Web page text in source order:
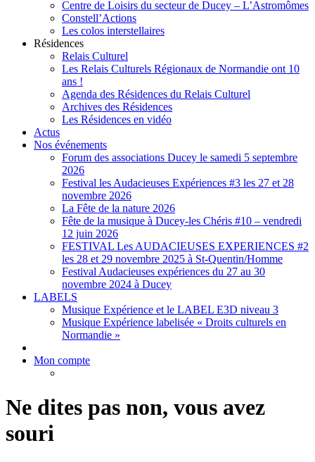
Centre de Loisirs du secteur de Ducey – L’Astromômes
Constell’Actions
Les colos interstellaires
Résidences
Relais Culturel
Les Relais Culturels Régionaux de Normandie ont 10
ans !
Agenda des Résidences du Relais Culturel
Archives des Résidences
Les Résidences en vidéo
Actus
Nos événements
Forum des associations Ducey le samedi 5 septembre
2026
Festival les Audacieuses Expériences #3 les 27 et 28
novembre 2026
La Fête de la nature 2026
Fête de la musique à Ducey-les Chéris #10 – vendredi
12 juin 2026
FESTIVAL Les AUDACIEUSES EXPERIENCES #2
les 28 et 29 novembre 2025 à St-Quentin/Homme
Festival Audacieuses expériences du 27 au 30
novembre 2024 à Ducey
LABELS
Musique Expérience et le LABEL E3D niveau 3
Musique Expérience labelisée « Droits culturels en
Normandie »
Mon compte
Ne dites pas non, vous avez
souri